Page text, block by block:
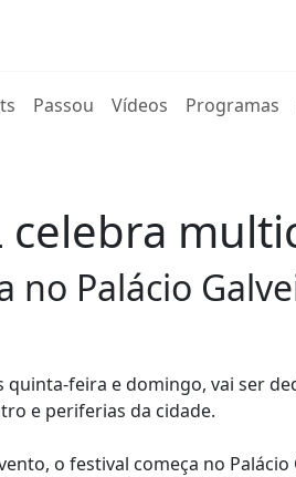
Passou Vídeos Programas
celebra
Palácio
feira e domingo, vai ser
e periferias da cidade.
o festival começa no Palácio